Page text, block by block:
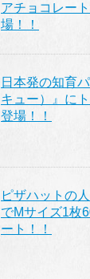
アチョコレー
場！！
日本発の知育
キュー）』に
登場！！
ピザハットの
でMサイズ1枚
ート！！